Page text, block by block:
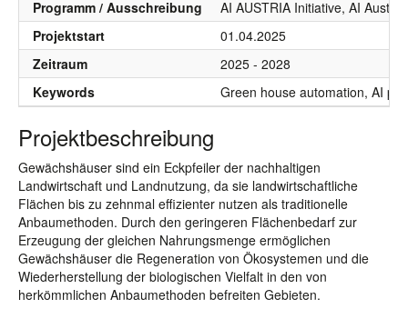
Programm / Ausschreibung
AI AUSTRIA Initiative, AI
Projektstart
01.04.2025
Zeitraum
2025 - 2028
Keywords
Green house automation, AI
Projektbeschreibung
Gewächshäuser sind ein Eckpfeiler der nachhaltigen
Landwirtschaft und Landnutzung, da sie landwirtschaftliche
Flächen bis zu zehnmal effizienter nutzen als traditionelle
Anbaumethoden. Durch den geringeren Flächenbedarf zur
Erzeugung der gleichen Nahrungsmenge ermöglichen
Gewächshäuser die Regeneration von Ökosystemen und die
Wiederherstellung der biologischen Vielfalt in den von
herkömmlichen Anbaumethoden befreiten Gebieten.